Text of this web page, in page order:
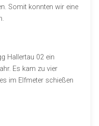
Somit konnten wir eine
Hallertau 02 ein
Es kam zu vier
im Elfmeter schießen